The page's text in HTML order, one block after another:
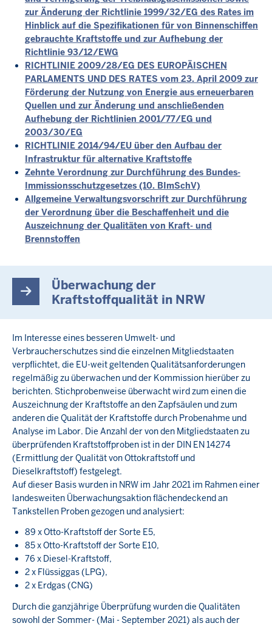
zur Änderung der Richtlinie 1999/32/EG des Rates im
Hinblick auf die Spezifikationen für von Binnenschiffen
gebrauchte Kraftstoffe und zur Aufhebung der
Richtlinie 93/12/EWG
RICHTLINIE 2009/28/EG DES EUROPÄISCHEN
PARLAMENTS UND DES RATES vom 23. April 2009 zur
Förderung der Nutzung von Energie aus erneuerbaren
Quellen und zur Änderung und anschließenden
Aufhebung der Richtlinien 2001/77/EG und
2003/30/EG
RICHTLINIE 2014/94/EU über den Aufbau der
Infrastruktur für alternative Kraftstoffe
Zehnte Verordnung zur Durchführung des Bundes-
Immissionsschutzgesetzes (10. BImSchV)
Allgemeine Verwaltungsvorschrift zur Durchführung
der Verordnung über die Beschaffenheit und die
Auszeichnung der Qualitäten von Kraft- und
Brennstoffen
Überwachung der
Kraftstoffqualität in NRW
Im Interesse eines besseren Umwelt- und
Verbraucherschutzes sind die einzelnen Mitgliedstaaten
verpflichtet, die EU-weit geltenden Qualitätsanforderungen
regelmäßig zu überwachen und der Kommission hierüber zu
berichten. Stichprobenweise überwacht wird zum einen die
Auszeichnung der Kraftstoffe an den Zapfsäulen und zum
anderen die Qualität der Kraftstoffe durch Probenahme und
Analyse im Labor. Die Anzahl der von den Mitgliedstaaten zu
überprüfenden Kraftstoffproben ist in der DIN EN 14274
(Ermittlung der Qualität von Ottokraftstoff und
Dieselkraftstoff) festgelegt.
Auf dieser Basis wurden in NRW im Jahr 2021 im Rahmen einer
landesweiten Überwachungsaktion flächendeckend an
Tankstellen Proben gezogen und analysiert:
89 x Otto-Kraftstoff der Sorte E5,
85 x Otto-Kraftstoff der Sorte E10,
76 x Diesel-Kraftstoff,
2 x Flüssiggas (LPG),
2 x Erdgas (CNG)
Durch die ganzjährige Überprüfung wurden die Qualitäten
sowohl der Sommer- (Mai - September 2021) als auch der